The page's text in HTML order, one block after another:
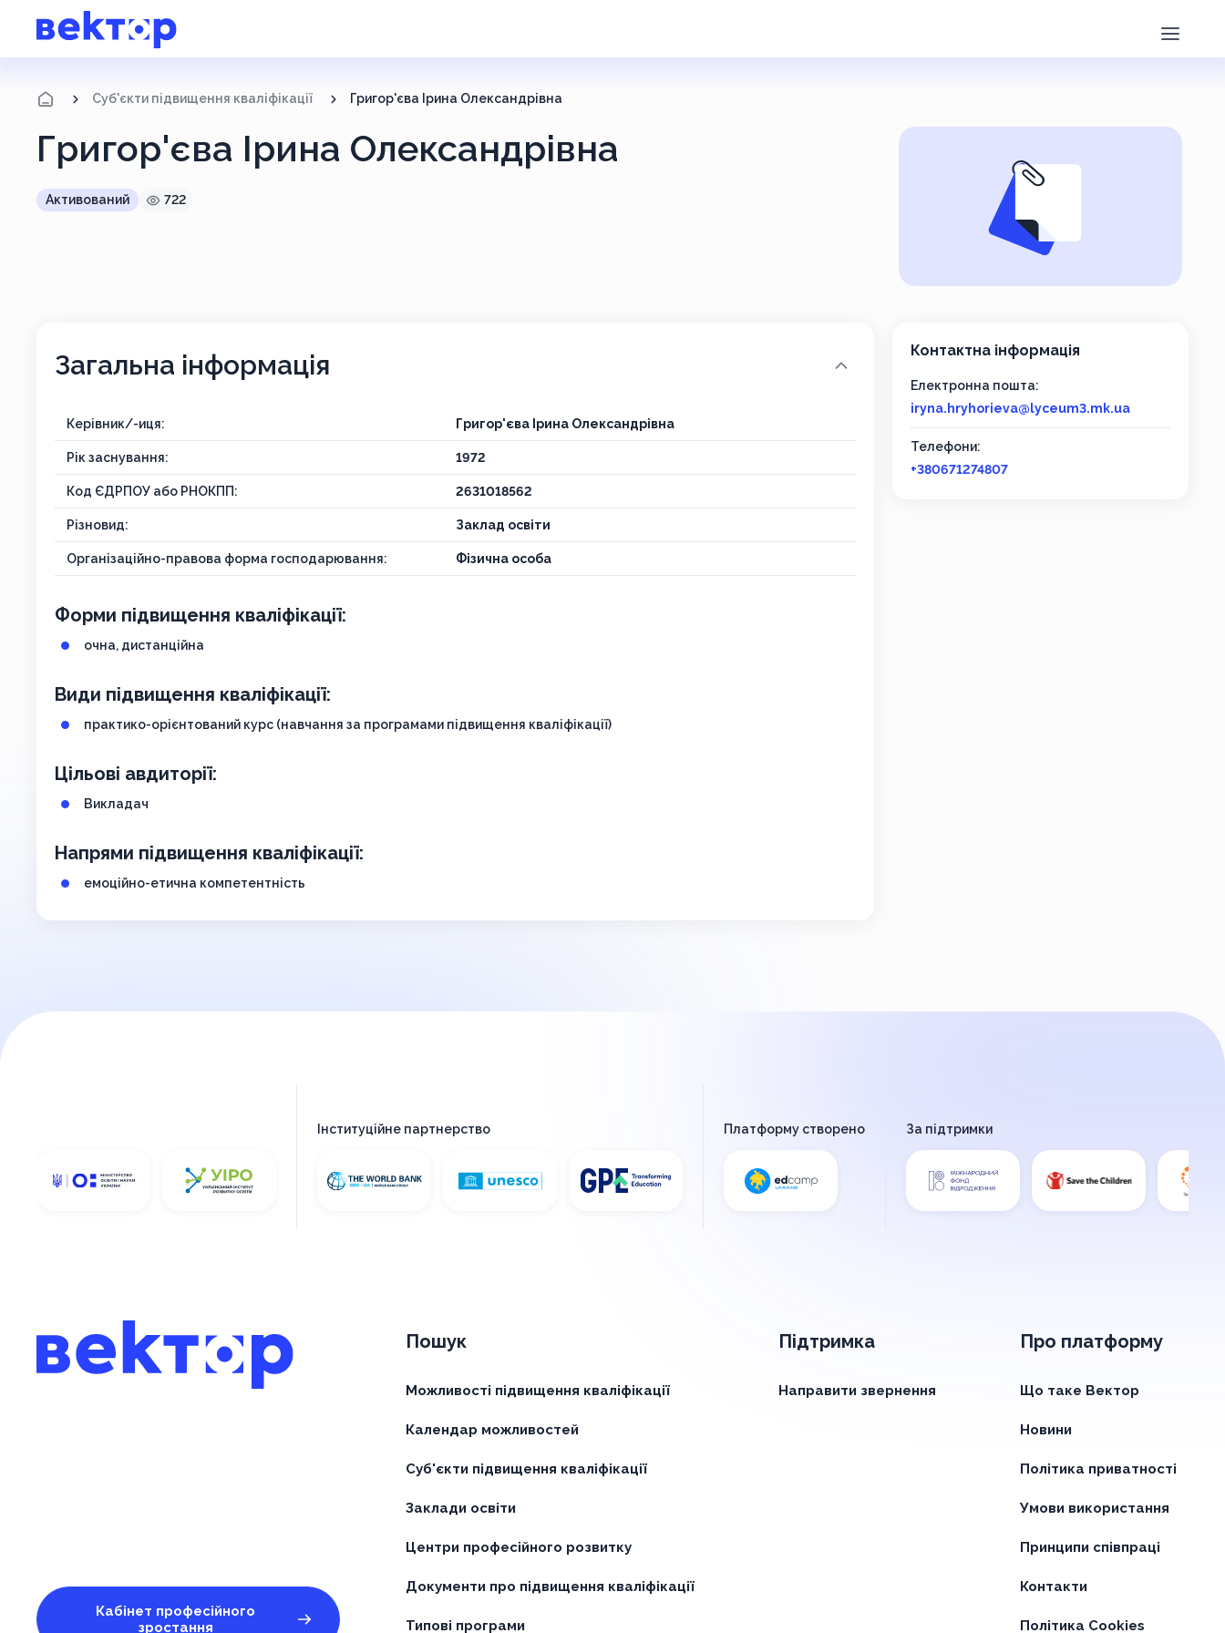
Суб'єкти підвищення кваліфікації Григор'єва Ірина Олександрівна
Григор'єва Ірина Олександрівна
Активований 722
Загальна інформація
Керівник/-иця: Григор'єва Ірина Олександрівна
Рік заснування: 1972
Код ЄДРПОУ або РНОКПП: 2631018562
Різновид: Заклад освіти
Організаційно-правова форма господарювання: Фізична особа
Форми підвищення кваліфікації:
очна, дистанційна
Види підвищення кваліфікації:
практико-орієнтований курс (навчання за програмами підвищення кваліфікації)
Цільові авдиторії:
Викладач
Напрями підвищення кваліфікації:
емоційно-етична компетентність
Контактна інформація
Електронна пошта:
iryna.hryhorieva@lyceum3.mk.ua
Телефони:
+380671274807
Кабінет професійного
зростання
Пошук
Можливості підвищення кваліфікації
Календар можливостей
Суб'єкти підвищення кваліфікації
Заклади освіти
Центри професійного розвитку
Документи про підвищення кваліфікації
Типові програми
Підтримка
Направити звернення
Про платформу
Що таке Вектор
Новини
Політика приватності
Умови використання
Принципи співпраці
Контакти
Політика Cookies
Інституційне партнерство Платформу створено За підтримки